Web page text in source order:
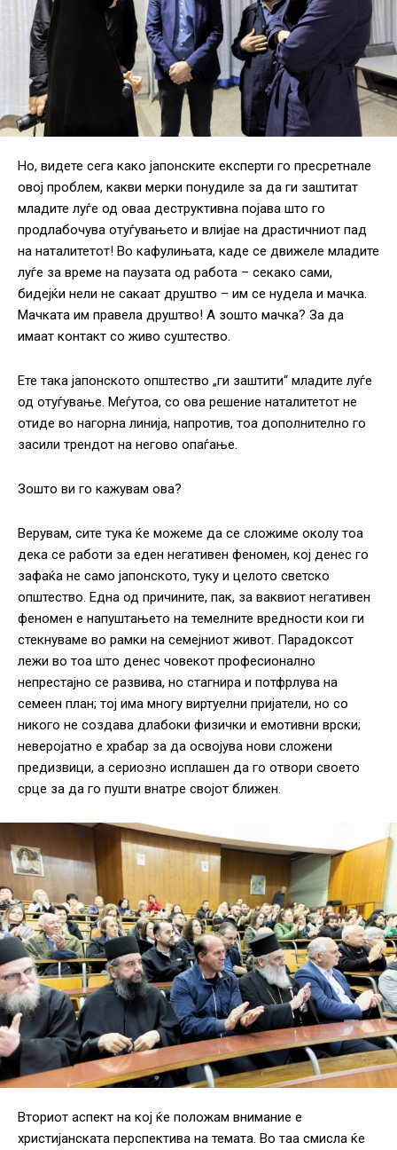
Но, видете сега како јапонските експерти го пресретнале
овој проблем, какви мерки понудиле за да ги заштитат
младите луѓе од оваа деструктивна појава што го
продлабочува отуѓувањето и влијае на драстичниот пад
на наталитетот! Во кафулињата, каде се движеле младите
луѓе за време на паузата од работа – секако сами,
бидејќи нели не сакаат друштво – им се нудела и мачка.
Мачката им правела друштво! А зошто мачка? За да
имаат контакт со живо суштество.
Ете така јапонското општество „ги заштити“ младите луѓе
од отуѓување. Меѓутоа, со ова решение наталитетот не
отиде во нагорна линија, напротив, тоа дополнително го
засили трендот на негово опаѓање.
Зошто ви го кажувам ова?
Верувам, сите тука ќе можеме да се сложиме околу тоа
дека се работи за еден негативен феномен, кој денес го
зафаќа не само јапонското, туку и целото светско
општество. Една од причините, пак, за ваквиот негативен
феномен е напуштањето на темелните вредности кои ги
стекнуваме во рамки на семејниот живот. Парадоксот
лежи во тоа што денес човекот професионално
непрестајно се развива, но стагнира и потфрлува на
семеен план; тој има многу виртуелни пријатели, но со
никого не создава длабоки физички и емотивни врски;
неверојатно е храбар за да освојува нови сложени
предизвици, а сериозно исплашен да го отвори своето
срце за да го пушти внатре својот ближен.
Вториот аспект на кој ќе положам внимание е
христијанската перспектива на темата. Во таа смисла ќе